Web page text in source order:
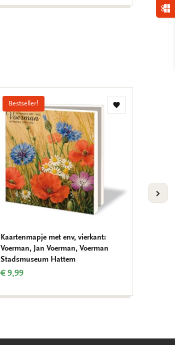
Bestseller!
Toevoegen
Kaartenmapje met env, vierkant:
Voerman, Jan Voerman, Voerman
Stadsmuseum Hattem
€ 9,99